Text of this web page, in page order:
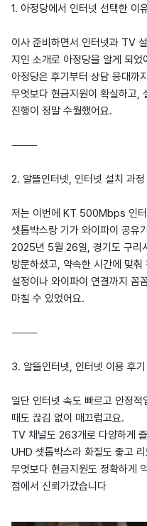
1. 아정당에서 인터넷 선택한 이
이사 준비하면서 인터넷과 TV
지인 소개로 아정당을 알게 되
아정당은 후기부터 상담 응대까
무엇보다 현금지원이 확실하고,
진행이 정말 수월했어요.
⸻
2. 알뜰인터넷, 인터넷 설치 과정
저는 이번에 KT 500Mbps 인
셋톱박스랑 기가 와이파이 공유
2025년 5월 26일, 경기도 구리
방문하셨고, 약속한 시간에 맞
설정이나 와이파이 연결까지 꼼
마칠 수 있었어요.
⸻
3. 알뜰인터넷, 인터넷 이용 후기
일단 인터넷 속도 빠르고 안정
때도 끊김 없이 매끄럽고요.
TV 채널도 263개로 다양하게
UHD 셋톱박스라 화질도 좋고
무엇보다 현금지원도 정확하게
점에서 신뢰가갔습니다